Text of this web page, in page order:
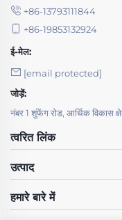
+86-13793111844
+86-19853132924
ई-मेल:
[email protected]
जोड़ें:
नंबर 1 शुंफेंग रोड, आर्थिक विकास
त्वरित लिंक
उत्पाद
हमारे बारे में